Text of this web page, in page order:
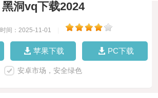
黑洞vq下载2024
时间：2025-11-01
苹果下载 PC下载
安卓市场，安全绿色